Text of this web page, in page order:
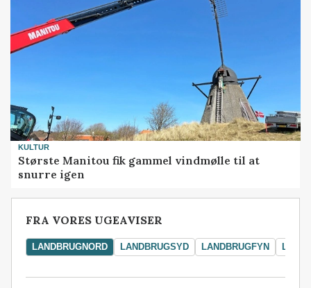
KULTUR
Største Manitou fik gammel vindmølle til at
snurre igen
FRA VORES UGEAVISER
LANDBRUGNORD LANDBRUGSYD LANDBRUGFYN